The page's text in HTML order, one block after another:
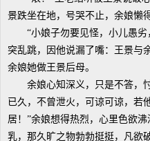
景跌坐在地，号哭不止，余娘懒
“小娘子勿要见怪，小儿愚劣
突乱跳，因他说漏了嘴：王景与
余娘她做王景后母。
余娘心知深义，只是不答，忖
已久，不曾泄火，可谅可谅，若
居！”余娘想得热烈，心里色欲
乳，那久旷之物勃勃挺挺，凡欲